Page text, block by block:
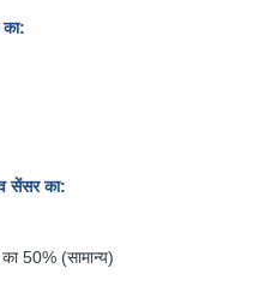
का:
सेंसर का:
50% (सामान्य)